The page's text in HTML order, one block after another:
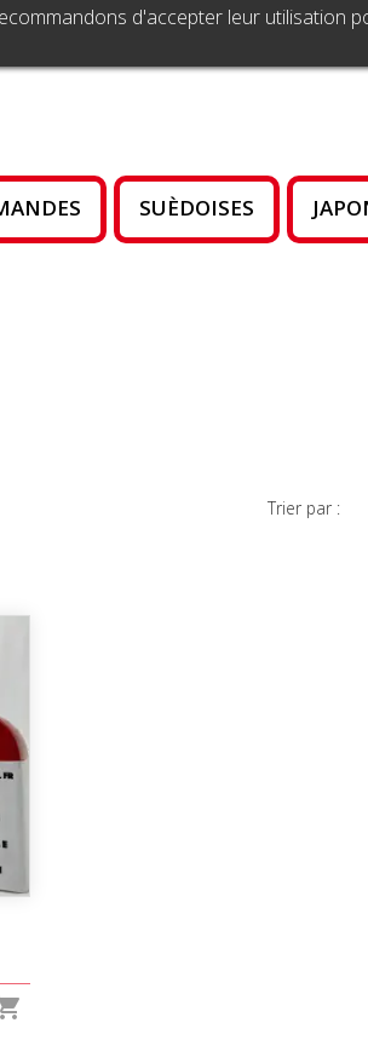
d'accepter leur utilisation
SUÈDOISES
Trier par :